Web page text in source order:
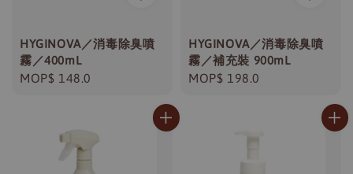
HYGINOVA／消毒除臭噴
霧／400mL
Regular
MOP$ 148.0
HYGINOVA／消毒除臭噴
霧／補充裝 900mL
Regular
MOP$ 198.0